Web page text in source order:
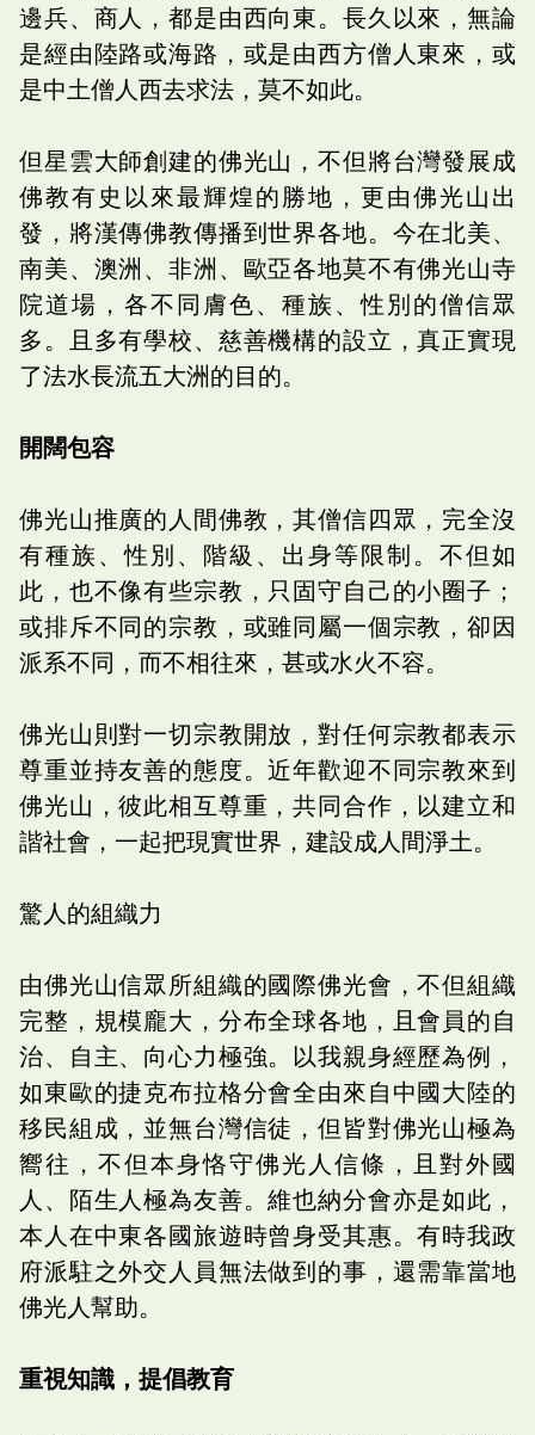
邊兵、商人，都是由西向東。長久以來，無論
是經由陸路或海路，或是由西方僧人東來，或
是中土僧人西去求法，莫不如此。
但星雲大師創建的佛光山，不但將台灣發展成
佛教有史以來最輝煌的勝地，更由佛光山出
發，將漢傳佛教傳播到世界各地。今在北美、
南美、澳洲、非洲、歐亞各地莫不有佛光山寺
院道場，各不同膚色、種族、性別的僧信眾
多。且多有學校、慈善機構的設立，真正實現
了法水長流五大洲的目的。
開闊包容
佛光山推廣的人間佛教，其僧信四眾，完全沒
有種族、性別、階級、出身等限制。不但如
此，也不像有些宗教，只固守自己的小圈子；
或排斥不同的宗教，或雖同屬一個宗教，卻因
派系不同，而不相往來，甚或水火不容。
佛光山則對一切宗教開放，對任何宗教都表示
尊重並持友善的態度。近年歡迎不同宗教來到
佛光山，彼此相互尊重，共同合作，以建立和
諧社會，一起把現實世界，建設成人間淨土。
驚人的組織力
由佛光山信眾所組織的國際佛光會，不但組織
完整，規模龐大，分布全球各地，且會員的自
治、自主、向心力極強。以我親身經歷為例，
如東歐的捷克布拉格分會全由來自中國大陸的
移民組成，並無台灣信徒，但皆對佛光山極為
嚮往，不但本身恪守佛光人信條，且對外國
人、陌生人極為友善。維也納分會亦是如此，
本人在中東各國旅遊時曾身受其惠。有時我政
府派駐之外交人員無法做到的事，還需靠當地
佛光人幫助。
重視知識，提倡教育